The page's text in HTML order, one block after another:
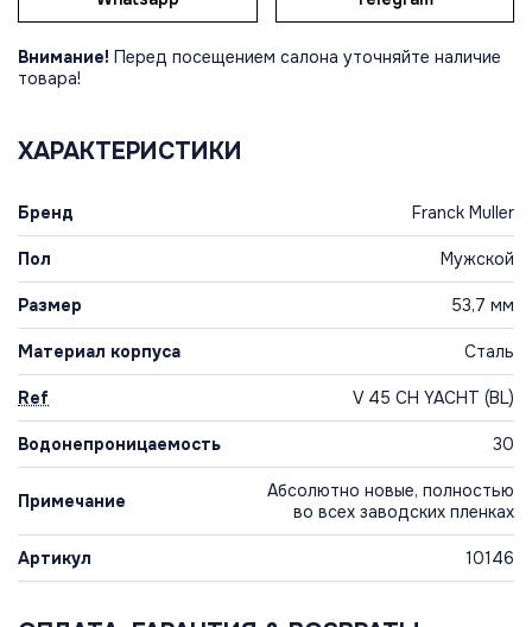
Внимание! Перед посещением салона уточняйте наличие
товара!
ХАРАКТЕРИСТИКИ
Бренд Franck Muller
Пол Мужской
Размер 53,7 мм
Материал корпуса Сталь
Ref V 45 CH YACHT (BL)
Водонепроницаемость 30
Примечание
Абсолютно новые, полностью
во всех заводских пленках
Артикул 10146